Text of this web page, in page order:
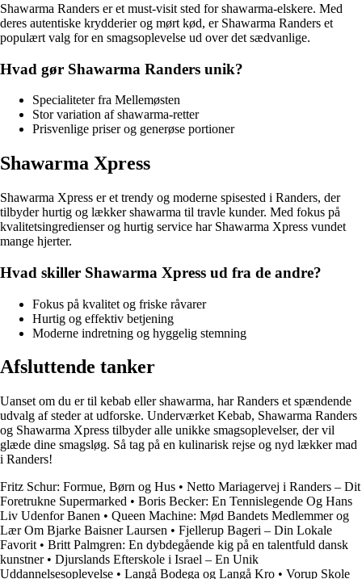
Shawarma Randers er et must-visit sted for shawarma-elskere. Med
deres autentiske krydderier og mørt kød, er Shawarma Randers et
populært valg for en smagsoplevelse ud over det sædvanlige.
Hvad gør Shawarma Randers unik?
Specialiteter fra Mellemøsten
Stor variation af shawarma-retter
Prisvenlige priser og generøse portioner
Shawarma Xpress
Shawarma Xpress er et trendy og moderne spisested i Randers, der
tilbyder hurtig og lækker shawarma til travle kunder. Med fokus på
kvalitetsingredienser og hurtig service har Shawarma Xpress vundet
mange hjerter.
Hvad skiller Shawarma Xpress ud fra de andre?
Fokus på kvalitet og friske råvarer
Hurtig og effektiv betjening
Moderne indretning og hyggelig stemning
Afsluttende tanker
Uanset om du er til kebab eller shawarma, har Randers et spændende
udvalg af steder at udforske. Underværket Kebab, Shawarma Randers
og Shawarma Xpress tilbyder alle unikke smagsoplevelser, der vil
glæde dine smagsløg. Så tag på en kulinarisk rejse og nyd lækker mad
i Randers!
Fritz Schur: Formue, Børn og Hus • Netto Mariagervej i Randers – Dit
Foretrukne Supermarked • Boris Becker: En Tennislegende Og Hans
Liv Udenfor Banen • Queen Machine: Mød Bandets Medlemmer og
Lær Om Bjarke Baisner Laursen • Fjellerup Bageri – Din Lokale
Favorit • Britt Palmgren: En dybdegående kig på en talentfuld dansk
kunstner• Djurslands Efterskole i Israel – En Unik
Uddannelsesoplevelse • Langå Bodega og Langå Kro • Vorup Skole